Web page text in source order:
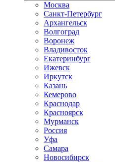
Москва
Санкт-Петербург
Архангельск
Волгоград
Воронеж
Владивосток
Екатеринбург
Ижевск
Иркутск
Казань
Кемерово
Краснодар
Красноярск
Мурманск
Россия
Уфа
Самара
Новосибирск